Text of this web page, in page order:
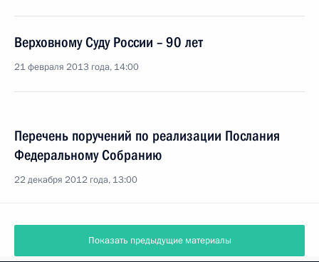
Верховному Суду России – 90 лет
21 февраля 2013 года, 14:00
Перечень поручений по реализации Послания
Федеральному Собранию
22 декабря 2012 года, 13:00
Показать предыдущие материалы